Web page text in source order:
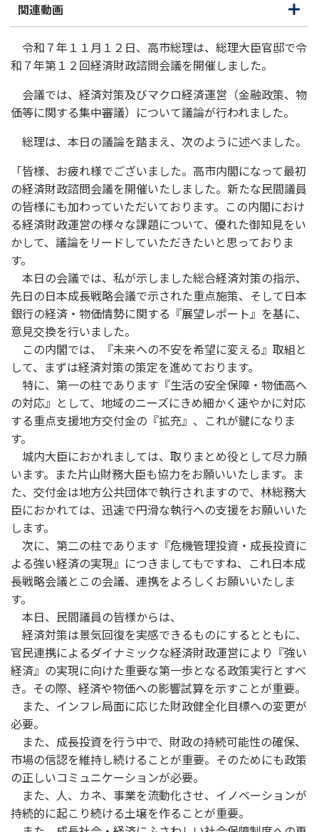
関連動画
開
く
閉
じ
る
令和７年１１月１２日、高市総理は、総理大臣官邸で令
和７年第１２回経済財政諮問会議を開催しました。
会議では、経済対策及びマクロ経済運営（金融政策、物
価等に関する集中審議）について議論が行われました。
総理は、本日の議論を踏まえ、次のように述べました。
「皆様、お疲れ様でございました。高市内閣になって最初
の経済財政諮問会議を開催いたしました。新たな民間議員
の皆様にも加わっていただいております。この内閣におけ
る経済財政運営の様々な課題について、優れた御知見をい
かして、議論をリードしていただきたいと思っておりま
す。
本日の会議では、私が示しました総合経済対策の指示、
先日の日本成長戦略会議で示された重点施策、そして日本
銀行の経済・物価情勢に関する『展望レポート』を基に、
意見交換を行いました。
この内閣では、『未来への不安を希望に変える』取組と
して、まずは経済対策の策定を進めております。
特に、第一の柱であります『生活の安全保障・物価高へ
の対応』として、地域のニーズにきめ細かく速やかに対応
する重点支援地方交付金の『拡充』、これが鍵になりま
す。
城内大臣におかれましては、取りまとめ役として尽力願
います。また片山財務大臣も協力をお願いいたします。ま
た、交付金は地方公共団体で執行されますので、林総務大
臣におかれては、迅速で円滑な執行への支援をお願いいた
します。
次に、第二の柱であります『危機管理投資・成長投資に
よる強い経済の実現』につきましてもですね、これ日本成
長戦略会議とこの会議、連携をよろしくお願いいたしま
す。
本日、民間議員の皆様からは、
経済対策は景気回復を実感できるものにするとともに、
官民連携によるダイナミックな経済財政運営により『強い
経済』の実現に向けた重要な第一歩となる政策実行とすべ
き。その際、経済や物価への影響試算を示すことが重要。
また、インフレ局面に応じた財政健全化目標への変更が
必要。
また、成長投資を行う中で、財政の持続可能性の確保、
市場の信認を維持し続けることが重要。そのためにも政策
の正しいコミュニケーションが必要。
また、人、カネ、事業を流動化させ、イノベーションが
持続的に起こり続ける土壌を作ることが重要。